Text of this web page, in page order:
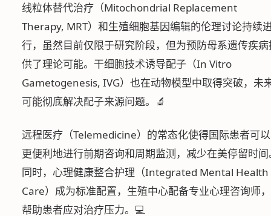
线粒体替代治疗（Mitochondrial Replacement
Therapy, MRT）和生殖细胞基因编辑的伦理讨论持续
行，虽然目前仅限于研究阶段，但为预防母系遗传疾
供了理论可能。干细胞技术诱导配子（In Vitro
Gametogenesis, IVG）也在动物模型中取得突破，未
可能彻底解决配子来源问题。🔬
远程医疗（Telemedicine）的常态化使得国际患者可以
更便利地进行前期咨询和周期监测，减少在美停留时
同时，心理健康整合护理（Integrated Mental Health
Care）成为标准配置，生殖中心配备专业心理咨询师，
帮助患者应对治疗压力。💻